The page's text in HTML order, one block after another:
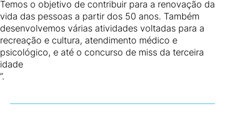
Temos o objetivo de contribuir para a renovação da
vida das pessoas a partir dos 50 anos. Também
desenvolvemos várias atividades voltadas para a
recreação e cultura, atendimento médico e
psicológico, e até o concurso de miss da terceira
idade
”.